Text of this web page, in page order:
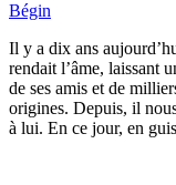
Bégin
Il y a dix ans
rendait l’âme, laissant
de ses amis et de
origines. Depuis, il
à lui. En ce jour, en